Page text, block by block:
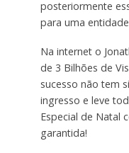
posteriormente
para uma
Na internet o
de 3 Bilhões de
sucesso não tem
ingresso e leve
Especial de Natal
garantida!